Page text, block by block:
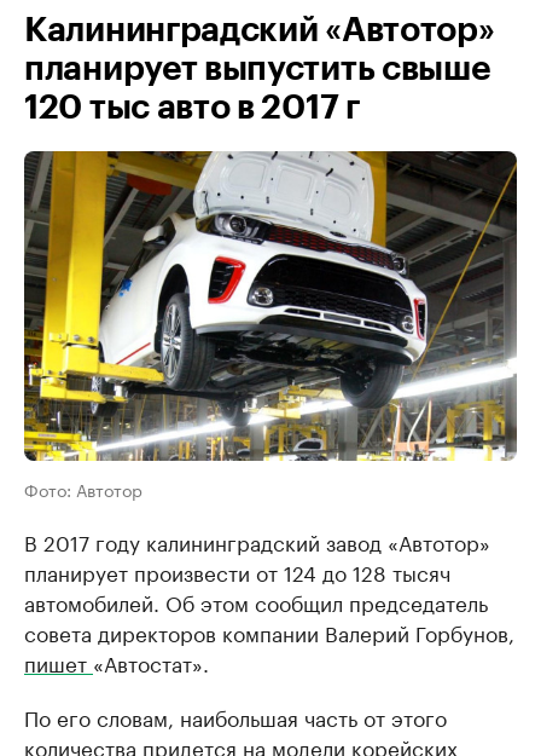
Калининградский «Автотор»
планирует выпустить свыше
120 тыс авто в 2017 г
Фото: Автотор
В 2017 году калининградский завод «Автотор»
планирует произвести от 124 до 128 тысяч
автомобилей. Об этом сообщил председатель
совета директоров компании Валерий Горбунов,
пишет «Автостат».
По его словам, наибольшая часть от этого
количества придется на модели корейских